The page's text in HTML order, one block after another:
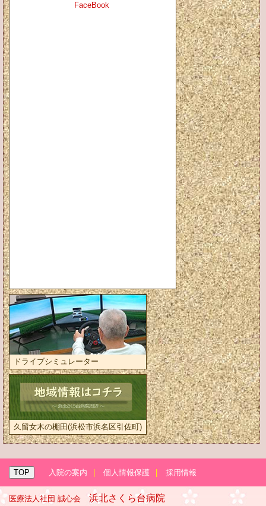
FaceBook
ドライブシミュレーター
久留女木の棚田(浜松市浜名区引佐町)
TOP 入院の案内 個人情報保護 採用情報
医療法人社団 誠心会 浜北さくら台病院